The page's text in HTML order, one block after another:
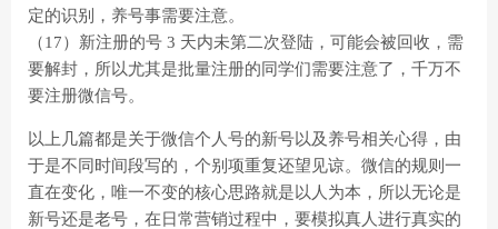
定的识别，养号事需要注意。
（17）新注册的号 3 天内未第二次登陆，可能会被回收，需
要解封，所以尤其是批量注册的同学们需要注意了，千万不
要注册微信号。
以上几篇都是关于微信个人号的新号以及养号相关心得，由
于是不同时间段写的，个别项重复还望见谅。微信的规则一
直在变化，唯一不变的核心思路就是以人为本，所以无论是
新号还是老号，在日常营销过程中，要模拟真人进行真实的